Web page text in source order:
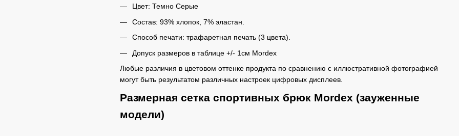
Цвет: Темно Серые
Состав: 93% хлопок, 7% эластан.
Способ печати: трафаретная печать (3 цвета).
Допуск размеров в таблице +/- 1см Mordex
Любые различия в цветовом оттенке продукта по сравнению с иллюстративной фотографией
могут быть результатом различных настроек цифровых дисплеев.
Размерная сетка спортивных брюк Mordex (зауженные
модели)